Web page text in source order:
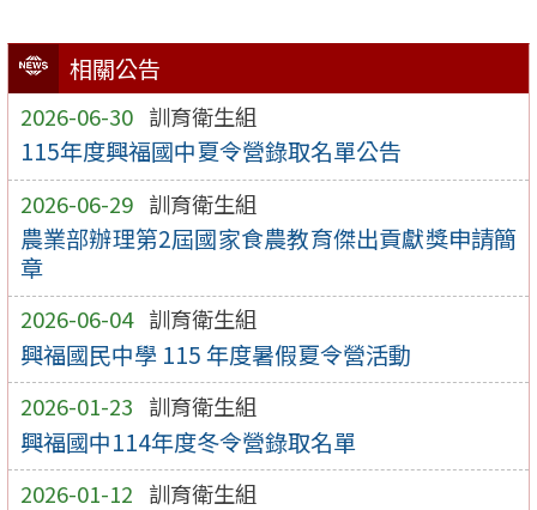
相關公告
2026-06-30 訓育衛生組
115年度興福國中夏令營錄取名單公告
2026-06-29 訓育衛生組
農業部辦理第2屆國家食農教育傑出貢獻獎申請簡
章
2026-06-04 訓育衛生組
興福國民中學 115 年度暑假夏令營活動
2026-01-23 訓育衛生組
興福國中114年度冬令營錄取名單
2026-01-12 訓育衛生組